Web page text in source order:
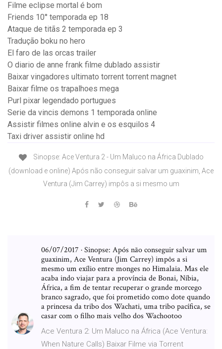
Filme eclipse mortal é bom
Friends 10° temporada ep 18
Ataque de titãs 2 temporada ep 3
Tradução boku no hero
El faro de las orcas trailer
O diario de anne frank filme dublado assistir
Baixar vingadores ultimato torrent torrent magnet
Baixar filme os trapalhoes mega
Purl pixar legendado portugues
Serie da vincis demons 1 temporada online
Assistir filmes online alvin e os esquilos 4
Taxi driver assistir online hd
Sinopse: Ace Ventura 2 - Um Maluco na África Dublado
(download e online) Após não conseguir salvar um guaxinim, Ace
Ventura (Jim Carrey) impôs a si mesmo um
06/07/2017 · Sinopse: Após não conseguir salvar um
guaxinim, Ace Ventura (Jim Carrey) impôs a si
mesmo um exílio entre monges no Himalaia. Mas ele
acaba indo viajar para a província de Bonai, Níbia,
África, a fim de tentar recuperar o grande morcego
branco sagrado, que foi prometido como dote quando
a princesa da tribo dos Wachati, uma tribo pacífica, se
casar com o filho mais velho dos Wachootoo
Ace Ventura 2: Um Maluco na África (Ace Ventura:
When Nature Calls) Baixar Filme via Torrent